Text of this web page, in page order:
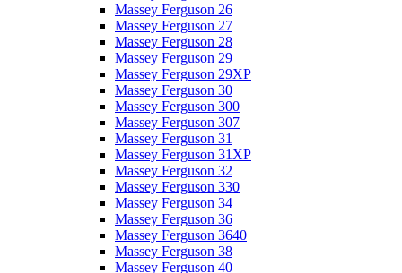
Massey Ferguson 26
Massey Ferguson 27
Massey Ferguson 28
Massey Ferguson 29
Massey Ferguson 29XP
Massey Ferguson 30
Massey Ferguson 300
Massey Ferguson 307
Massey Ferguson 31
Massey Ferguson 31XP
Massey Ferguson 32
Massey Ferguson 330
Massey Ferguson 34
Massey Ferguson 36
Massey Ferguson 3640
Massey Ferguson 38
Massey Ferguson 40